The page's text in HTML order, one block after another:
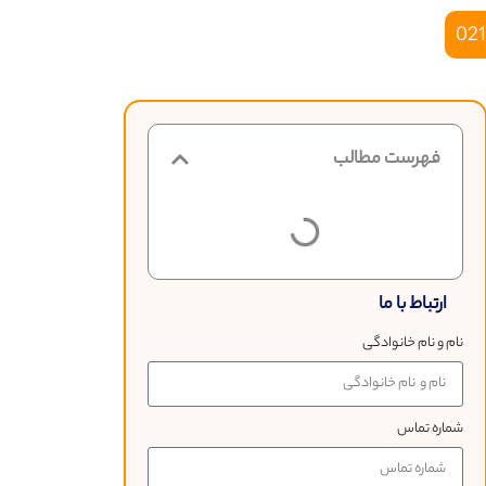
فهرست مطالب
ارتباط با ما
نام و نام خانوادگی
شماره تماس